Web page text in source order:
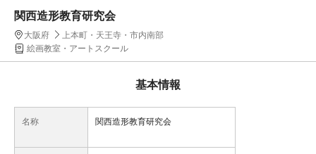
関西造形教育研究会
大阪府
上本町・天王寺・市内南部
絵画教室・アートスクール
基本情報
名称 関西造形教育研究会